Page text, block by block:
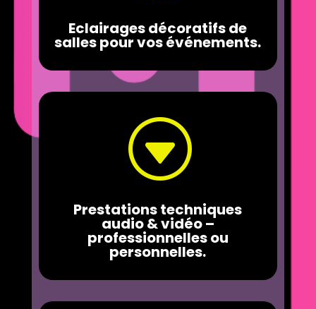
Eclairages décoratifs de
salles pour vos événements.
G
Prestations techniques
audio & vidéo –
professionnelles ou
personnelles.